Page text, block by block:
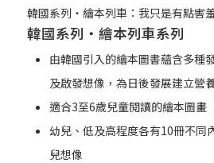
韓國系列‧繪本列車：我只是有點害
韓國系列‧繪本列車系列
由韓國引入的繪本圖書蘊含多種
及啟發想像，為日後發展建立營
適合3至6歲兒童閱讀的繪本圖畫
幼兒、低及高程度各有10冊不同
兒想像